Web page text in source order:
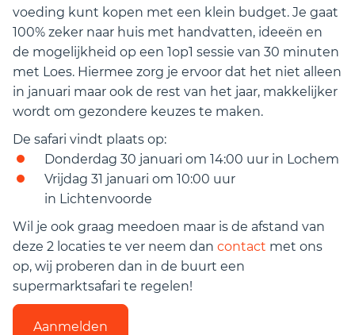
voeding kunt kopen met een klein budget. Je gaat
100% zeker naar huis met handvatten, ideeën en
de mogelijkheid op een 1op1 sessie van 30 minuten
met Loes. Hiermee zorg je ervoor dat het niet alleen
in januari maar ook de rest van het jaar, makkelijker
wordt om gezondere keuzes te maken.
De safari vindt plaats op:
Donderdag 30 januari om 14:00 uur in Lochem
Vrijdag 31 januari om 10:00 uur
in Lichtenvoorde
Wil je ook graag meedoen maar is de afstand van
deze 2 locaties te ver neem dan contact met ons
op, wij proberen dan in de buurt een
supermarktsafari te regelen!
Aanmelden